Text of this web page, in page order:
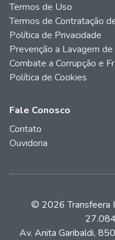
Termos de Uso
Termos de Contratação
Política de Privacidade
Prevenção a Lavagem de
Combate a Corrupção e
Política de Cookies
Fale Conosco
Contato
Ouvidoria
© 2026 Transfeera
Av. Anita Garibaldi,